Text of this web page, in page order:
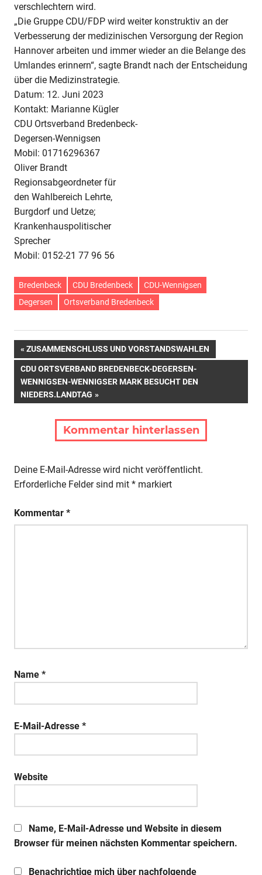
verschlechtern wird.
„Die Gruppe CDU/FDP wird weiter konstruktiv an der
Verbesserung der medizinischen Versorgung der Region
Hannover arbeiten und immer wieder an die Belange des
Umlandes erinnern“, sagte Brandt nach der Entscheidung
über die Medizinstrategie.
Datum: 12. Juni 2023
Kontakt: Marianne Kügler
CDU Ortsverband Bredenbeck-
Degersen-Wennigsen
Mobil: 01716296367
Oliver Brandt
Regionsabgeordneter für
den Wahlbereich Lehrte,
Burgdorf und Uetze;
Krankenhauspolitischer
Sprecher
Mobil: 0152-21 77 96 56
Bredenbeck CDU Bredenbeck
CDU-Wennigsen
Degersen
Ortsverband Bredenbeck
Beitragsnavigation
VORHERIGER
BEITRAG:
ZUSAMMENSCHLUSS UND VORSTANDSWAHLEN
NÄCHSTER
BEITRAG:
CDU ORTSVERBAND BREDENBECK-DEGERSEN-
WENNIGSEN-WENNIGSER MARK BESUCHT DEN
NIEDERS.LANDTAG
Kommentar hinterlassen
Deine E-Mail-Adresse wird nicht veröffentlicht.
Erforderliche Felder sind mit * markiert
Kommentar *
Name *
E-Mail-Adresse *
Website
Name, E-Mail-Adresse und Website in diesem
Browser für meinen nächsten Kommentar speichern.
Benachrichtige mich über nachfolgende